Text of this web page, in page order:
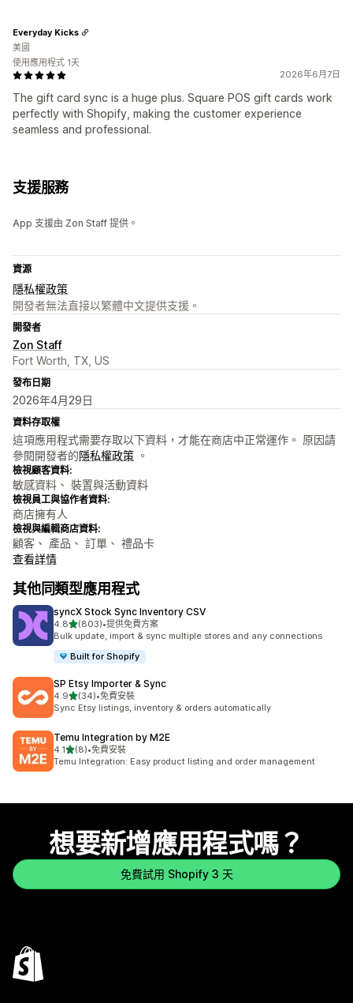
2026年6月7日
The gift card sync is a huge plus. Square POS gift cards work
perfectly with Shopify, making the customer experience
seamless and professional.
Everyday Kicks
美國
使用應用程式 1天
支援服務
App 支援由 Zon Staff 提供。
資源
隱私權政策
開發者無法直接以繁體中文提供支援。
開發者
Zon Staff
Fort Worth, TX, US
發布日期
2026年4月29日
資料存取權
這項應用程式需要存取以下資料，才能在商店中正常運作。 原因請
參閱開發者的隱私權政策 。
檢視顧客資料:
敏感資料、 裝置與活動資料
檢視員工與協作者資料:
商店擁有人
檢視與編輯商店資料:
顧客、 產品、 訂單、 禮品卡
查看詳情
其他同類型應用程式
syncX Stock Sync Inventory CSV
4.8滿分 5 顆星
(803)
共有 803 則評價
•提供免費方案
Bulk update, import & sync multiple stores and any connections
Built for Shopify
SP Etsy Importer & Sync
4.9滿分 5 顆星
(34)
共有 34 則評價
•免費安裝
Sync Etsy listings, inventory & orders automatically
Temu Integration by M2E
4.1滿分 5 顆星
(8)
共有 8 則評價
•免費安裝
Temu Integration: Easy product listing and order management
想要新增應用程式嗎？
免費試用 Shopify 3 天